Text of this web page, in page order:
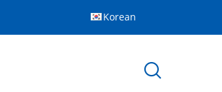
Korean